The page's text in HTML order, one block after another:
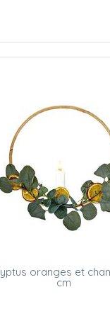
oranges et
cm